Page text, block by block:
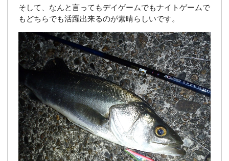
そして、なんと言ってもデイゲームでもナイトゲームで
もどちらでも活躍出来るのが素晴らしいです。